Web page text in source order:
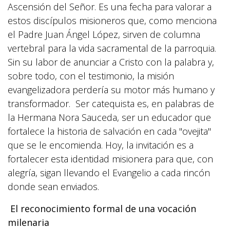
Ascensión del Señor. Es una fecha para valorar a
estos discípulos misioneros que, como menciona
el Padre Juan Ángel López, sirven de columna
vertebral para la vida sacramental de la parroquia.
Sin su labor de anunciar a Cristo con la palabra y,
sobre todo, con el testimonio, la misión
evangelizadora perdería su motor más humano y
transformador. Ser catequista es, en palabras de
la Hermana Nora Sauceda, ser un educador que
fortalece la historia de salvación en cada "ovejita"
que se le encomienda. Hoy, la invitación es a
fortalecer esta identidad misionera para que, con
alegría, sigan llevando el Evangelio a cada rincón
donde sean enviados.
El reconocimiento formal de una vocación
milenaria